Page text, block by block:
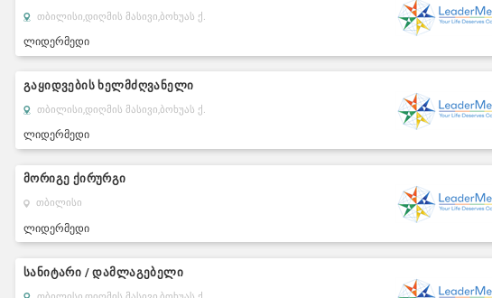
თბილისი,დიღმის მასივი,ბოხუას ქ.
ლიდერმედი
გაყიდვების ხელმძღვანელი
თბილისი,დიღმის მასივი,ბოხუას ქ.
ლიდერმედი
მორიგე ქირურგი
თბილისი
ლიდერმედი
სანიტარი / დამლაგებელი